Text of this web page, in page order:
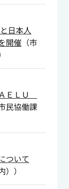
日本人
開催（市
ＥＬＵ
民協働課
ついて
）